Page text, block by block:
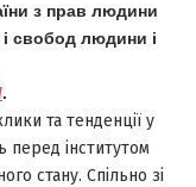
з прав людини
свобод людини і
.
та тенденції у
перед інститутом
стану. Спільно зі